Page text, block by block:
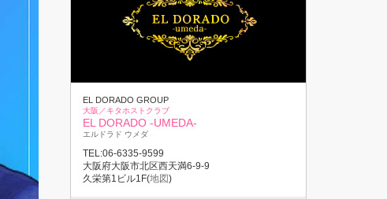
EL DORADO GROUP
大阪／キタホストクラブ
EL DORADO -UMEDA-
エルドラド ウメダ
TEL:06-6335-9599
大阪府大阪市北区西天満6-9-9
久栄第1ビル1F(地図)